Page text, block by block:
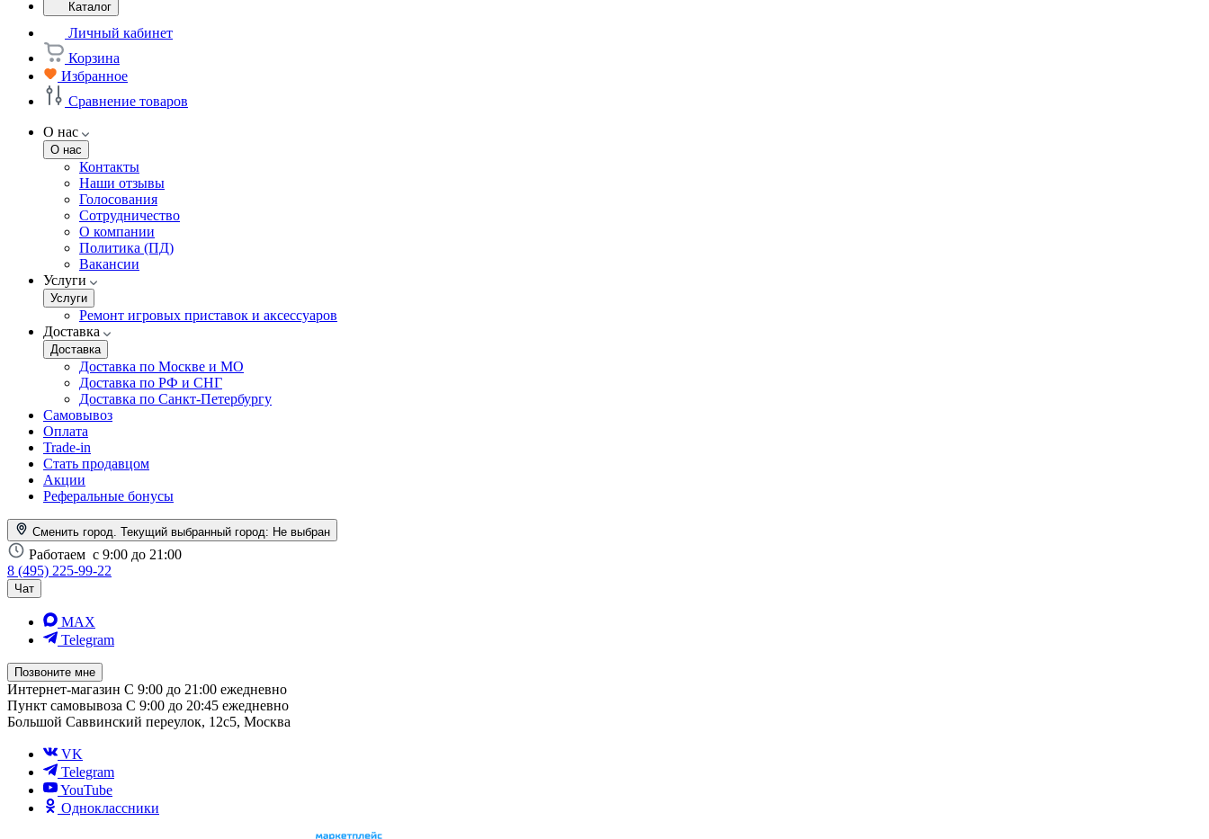
Каталог
Личный кабинет
Корзина
Избранное
Сравнение товаров
О нас
О нас
Контакты
Наши отзывы
Голосования
Сотрудничество
О компании
Политика (ПД)
Вакансии
Услуги
Услуги
Ремонт игровых приставок и аксессуаров
Доставка
Доставка
Доставка по Москве и МО
Доставка по РФ и СНГ
Доставка по Санкт-Петербургу
Самовывоз
Оплата
Trade-in
Стать продавцом
Акции
Реферальные бонусы
Сменить город. Текущий выбранный город: Не выбран
Работаем с 9:00 до 21:00
8 (495) 225-99-22
Чат
MAX
Telegram
Позвоните мне
Интернет-магазин С 9:00 до 21:00 ежедневно
Пункт самовывоза С 9:00 до 20:45 ежедневно
Большой Саввинский переулок, 12с5, Москва
VK
Telegram
YouTube
Одноклассники